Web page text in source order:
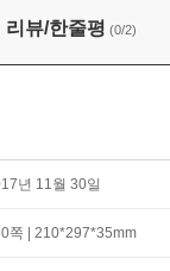
학
리뷰/한줄평 (0/2)
년 11월 30일
쪽 | 210*297*35mm